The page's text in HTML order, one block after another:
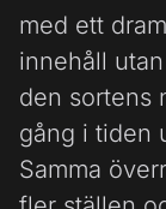
med ett
innehåll
den sortens
gång i tiden
Samma